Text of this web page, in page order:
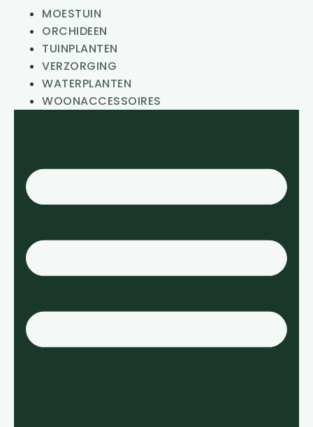
MOESTUIN
ORCHIDEEN
TUINPLANTEN
VERZORGING
WATERPLANTEN
WOONACCESSOIRES